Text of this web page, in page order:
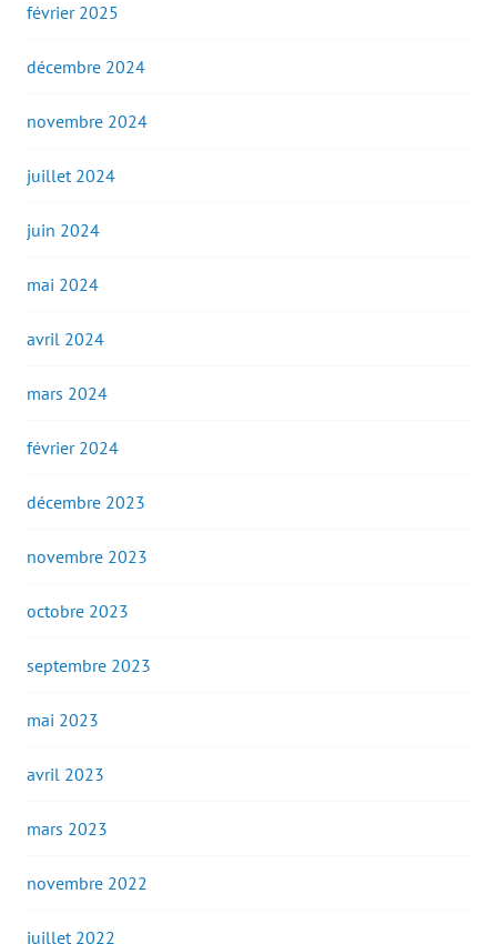
février 2025
décembre 2024
novembre 2024
juillet 2024
juin 2024
mai 2024
avril 2024
mars 2024
février 2024
décembre 2023
novembre 2023
octobre 2023
septembre 2023
mai 2023
avril 2023
mars 2023
novembre 2022
juillet 2022